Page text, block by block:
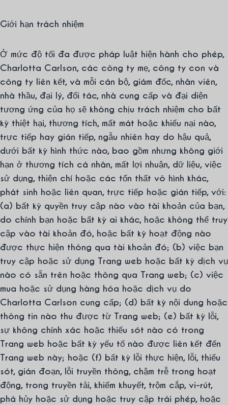
Giới hạn trách nhiệm
Ở mức độ tối đa được pháp luật hiện hành cho phép,
Charlotta Carlson, các công ty mẹ, công ty con và
công ty liên kết, và mỗi cán bộ, giám đốc, nhân viên,
nhà thầu, đại lý, đối tác, nhà cung cấp và đại diện
tương ứng của họ sẽ không chịu trách nhiệm cho bất
kỳ thiệt hại, thương tích, mất mát hoặc khiếu nại nào,
trực tiếp hay gián tiếp, ngẫu nhiên hay do hậu quả,
dưới bất kỳ hình thức nào, bao gồm nhưng không giới
hạn ở thương tích cá nhân, mất lợi nhuận, dữ liệu, việc
sử dụng, thiện chí hoặc các tổn thất vô hình khác,
phát sinh hoặc liên quan, trực tiếp hoặc gián tiếp, với:
(a) bất kỳ quyền truy cập nào vào tài khoản của bạn,
do chính bạn hoặc bất kỳ ai khác, hoặc không thể truy
cập vào tài khoản đó, hoặc bất kỳ hoạt động nào
được thực hiện thông qua tài khoản đó; (b) việc bạn
truy cập hoặc sử dụng Trang web hoặc bất kỳ dịch vụ
nào có sẵn trên hoặc thông qua Trang web; (c) việc
mua hoặc sử dụng hàng hóa hoặc dịch vụ do
Charlotta Carlson cung cấp; (d) bất kỳ nội dung hoặc
thông tin nào thu được từ Trang web; (e) bất kỳ lỗi,
sự không chính xác hoặc thiếu sót nào có trong
Trang web hoặc bất kỳ yếu tố nào được liên kết đến
Trang web này; hoặc (f) bất kỳ lỗi thực hiện, lỗi, thiếu
sót, gián đoạn, lỗi truyền thông, chậm trễ trong hoạt
động, trong truyền tải, khiếm khuyết, trộm cắp, vi-rút,
phá hủy hoặc sử dụng hoặc truy cập trái phép, hoặc